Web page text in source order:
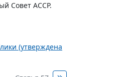
Совет АССР.
(утверждена